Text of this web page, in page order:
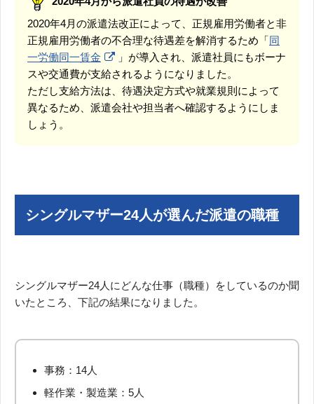
2020年4月の派遣法改正によって、正規雇用労働者と非
正規雇用労働者の不合理な待遇差を解消するため「同
一労働同一賃金
」が導入され、派遣社員にもボーナ
スや交通費が支給されるようになりました。
ただし支給方法は、待遇決定方式や就業規則によって
異なるため、派遣会社や担当者へ確認するようにしま
しょう。
シングルマザー24人が選んだ派遣の職種
シングルマザー24人にどんな仕事（職種）をしているのか聞
いたところ、下記の結果になりました。
事務：14人
軽作業・製造業：5人